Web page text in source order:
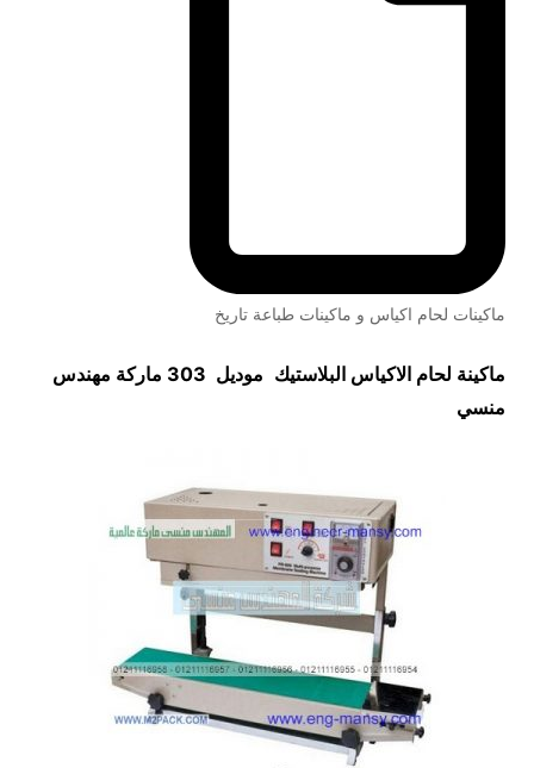
ماكينات لحام اكياس و ماكينات طباعة تاريخ
ماكينة لحام الاكياس البلاستيك
موديل 303 ماركة مهندس
منسي